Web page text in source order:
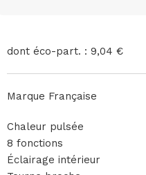
dont éco-part. : 9,04 €
Marque Française
Chaleur pulsée
8 fonctions
Éclairage intérieur